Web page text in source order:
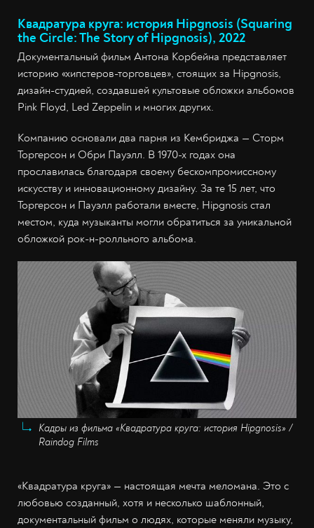
Квадратура круга: история Hipgnosis (Squaring
the Circle: The Story of Hipgnosis), 2022
Документальный фильм Антона Корбейна представляет
историю «хипстеров-торговцев», стоящих за Hipgnosis,
дизайн-студией, создавшей культовые обложки альбомов
Pink Floyd, Led Zeppelin и многих других.
Компанию основали два парня из Кембриджа — Сторм
Торгерсон и Обри Пауэлл. В 1970-х годах она
прославилась благодаря своему бескомпромиссному
искусству и инновационному дизайну. За те 15 лет, что
Торгерсон и Пауэлл работали вместе, Hipgnosis стал
местом, куда музыканты могли обратиться за уникальной
обложкой рок-н-ролльного альбома.
Кадры из фильма «Квадратура круга: история Hipgnosis» /
Raindog Films
«Квадратура круга» — настоящая мечта меломана. Это с
любовью созданный, хотя и несколько шаблонный,
документальный фильм о людях, которые меняли музыку,